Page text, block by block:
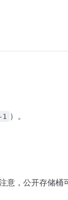
）。
意，公开存储桶